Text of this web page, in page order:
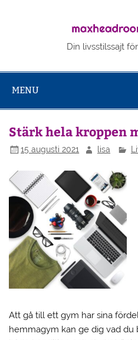
Din livsstilssajt
MENU
Stärk hela kroppen
15 augusti 2021 lisa
Att gå till ett gym har sina
hemmagym kan ge dig vad